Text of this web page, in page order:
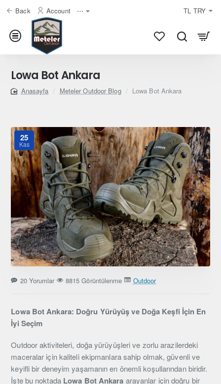
Back Account ⋯ TL TRY
Lowa Bot Ankara
home
Meteler Outdoor Blog Lowa Bot Ankara
25
Kas
20 Yorumlar 8815 Görüntülenme Outdoor
Lowa Bot Ankara: Doğru Yürüyüş ve Doğa Keşfi İçin En
İyi Seçim
Outdoor aktiviteleri, doğa yürüyüşleri ve zorlu arazilerdeki
maceralar için kaliteli ekipmanlara sahip olmak, güvenli ve
keyifli bir deneyim yaşamanın en önemli koşullarından biridir.
İşte bu noktada Lowa Bot Ankara arayanlar için doğru bir